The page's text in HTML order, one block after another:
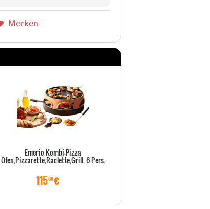
Merken
Emerio Kombi-Pizza
Ofen,Pizzarette,Raclette,Grill, 6 Pers.
11500€